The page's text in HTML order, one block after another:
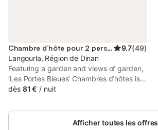
Chambre d’hôte pour 2 personnes 9.7(49)
Langourla, Région de Dinan
Featuring a garden and views of garden,
‘Les Portes Bleues’ Chambres d’hôtes is a
bed and breakfast situated in a historic
Train Station.
dès 81 € / nuit
Afficher toutes les offres